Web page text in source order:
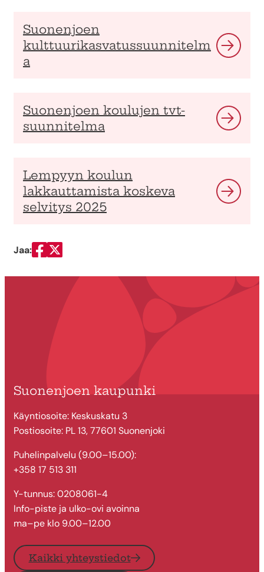
Suonenjoen
kulttuurikasvatussuunnitelm
a
Suonenjoen koulujen tvt-
suunnitelma
Lempyyn koulun
lakkauttamista koskeva
selvitys 2025
Jaa:
Jaa Facebookissa
Jaa Twitterissä
Suonenjoen kaupunki
Käyntiosoite: Keskuskatu 3
Postiosoite: PL 13, 77601 Suonenjoki
Puhelinpalvelu (9.00–15.00):
+358 17 513 311
Y-tunnus: 0208061-4
Info-piste ja ulko-ovi avoinna
ma–pe klo 9.00–12.00
Kaikki yhteystiedot